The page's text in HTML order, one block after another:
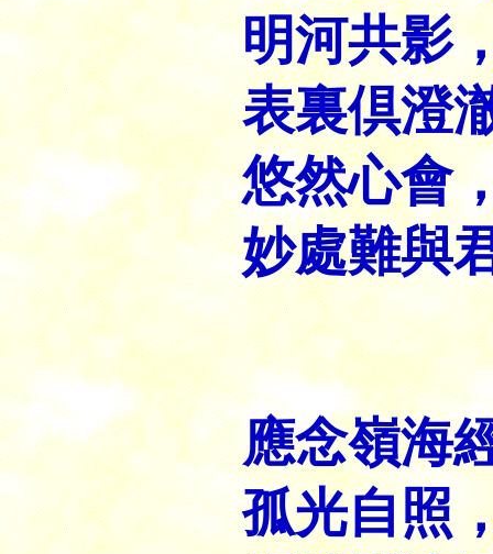
明河共影
表裏倶澄
悠然心會
妙處難與
應念嶺海
孤光自照